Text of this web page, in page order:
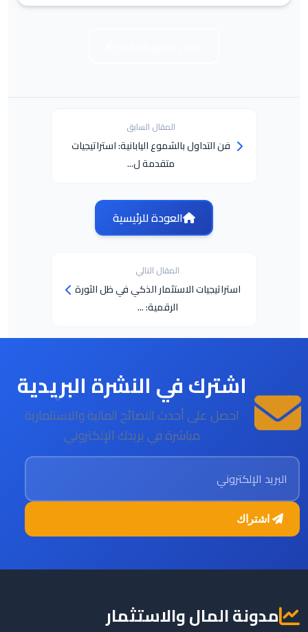
المقال السابق
فن التداول بالشموع اليابانية: استراتيجيات
متقدمة ل...
العودة للرئيسية
المقال التالي
استراتيجيات الاستثمار الذكي في ظل الثورة
الرقمية: ...
اشترك في النشرة البريدية
احصل على أحدث النصائح المالية والاستثمارية
مباشرة في بريدك الإلكتروني
البريد الإلكتروني
مدونة المال والاستثمار